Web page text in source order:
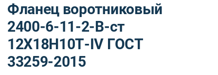
Фланец воротниковый
2400-6-11-2-B-ст
12Х18Н10Т-IV ГОСТ
33259-2015